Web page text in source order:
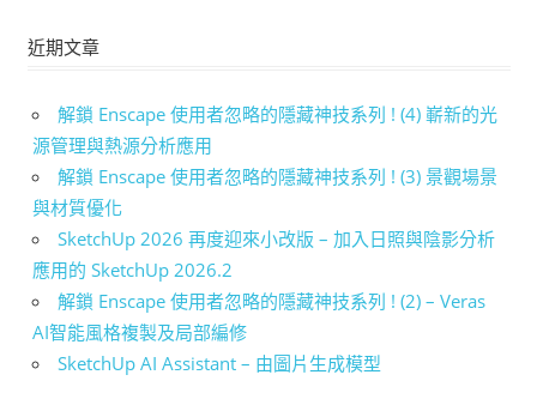
近期文章
解鎖 Enscape 使用者忽略的隱藏神技系列 ! (4) 嶄新的光
源管理與熱源分析應用
解鎖 Enscape 使用者忽略的隱藏神技系列 ! (3) 景觀場景
與材質優化
SketchUp 2026 再度迎來小改版 – 加入日照與陰影分析
應用的 SketchUp 2026.2
解鎖 Enscape 使用者忽略的隱藏神技系列 ! (2) – Veras
AI智能風格複製及局部編修
SketchUp AI Assistant – 由圖片生成模型